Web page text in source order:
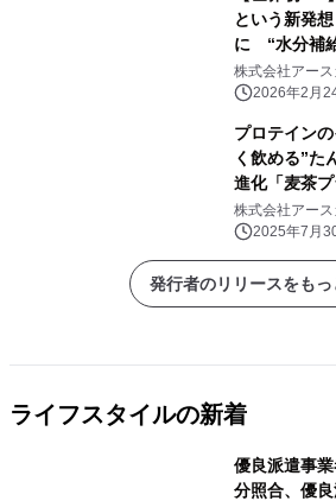
という新発
に “水分補
する「麦茶プ
出展
株式会社アース
2026年2月
プロテイン
く飲める”た
進化「麦茶
発のプロと共
パクティー製
健康習慣～
株式会社アース
2025年7月
発行者のリリースをもっ
ライフスタイルの新着
優良派遣事
分照合、優